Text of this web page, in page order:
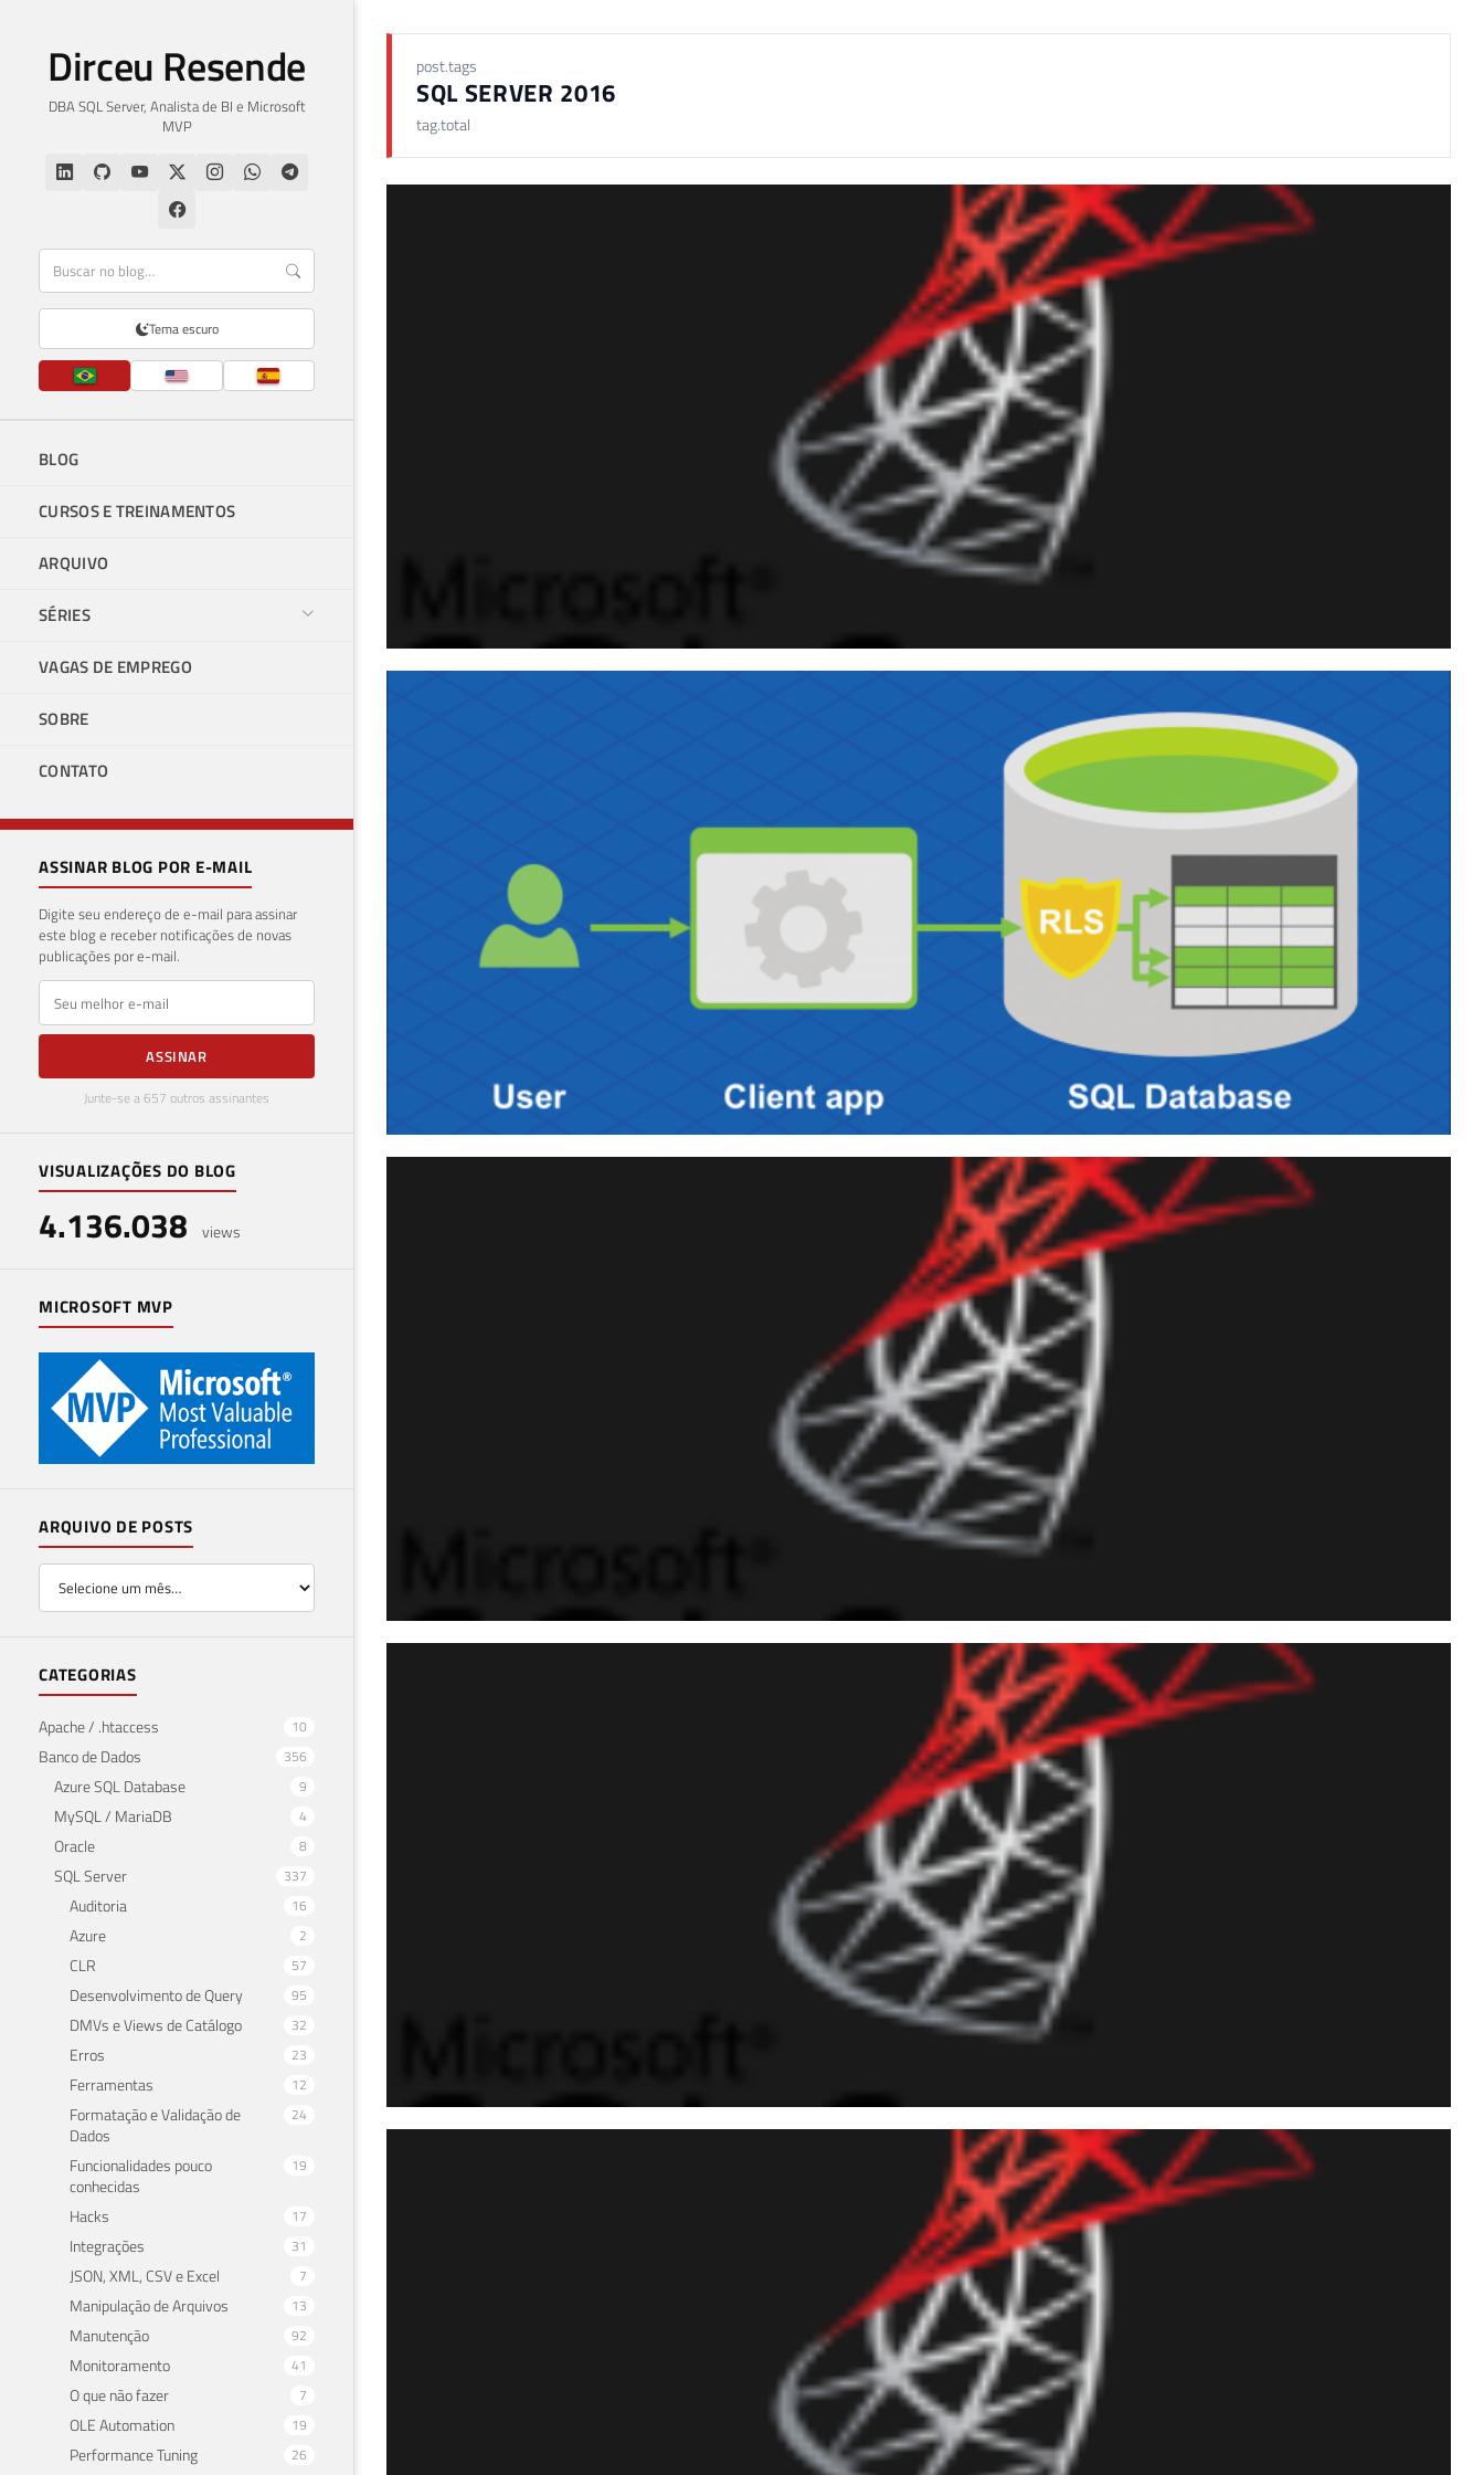
Dirceu Resende
DBA SQL Server, Analista de BI e Microsoft
MVP
Tema escuro
BLOG
CURSOS E TREINAMENTOS
ARQUIVO
SÉRIES
VAGAS DE EMPREGO
SOBRE
CONTATO
ASSINAR BLOG POR E-MAIL
Digite seu endereço de e-mail para assinar
este blog e receber notificações de novas
publicações por e-mail.
E-mail
ASSINAR
Junte-se a 657 outros assinantes
VISUALIZAÇÕES DO BLOG
4.136.038 views
MICROSOFT MVP
ARQUIVO DE POSTS
CATEGORIAS
Apache / .htaccess 10
Banco de Dados 356
Azure SQL Database 9
MySQL / MariaDB 4
Oracle 8
SQL Server 337
Auditoria 16
Azure 2
CLR 57
Desenvolvimento de Query 95
DMVs e Views de Catálogo 32
Erros 23
Ferramentas 12
Formatação e Validação de
Dados
24
Funcionalidades pouco
conhecidas
19
Hacks 17
Integrações 31
JSON, XML, CSV e Excel 7
Manipulação de Arquivos 13
Manutenção 92
Monitoramento 41
O que não fazer 7
OLE Automation 19
Performance Tuning 26
post.tags
SQL SERVER 2016
tag.total
SQL Server 2016 - Como criptografar seus dados
SQL Server 2016 - Como proteger seus dados utilizando o
SQL Server 2016 - Utilizando o suporte nativo a JSON
(JSON_VALUE, JSON_QUERY, OPENJSON, FOR JSON,
SQL Server 2016 SP1 - CREATE OR ALTER em procedures,